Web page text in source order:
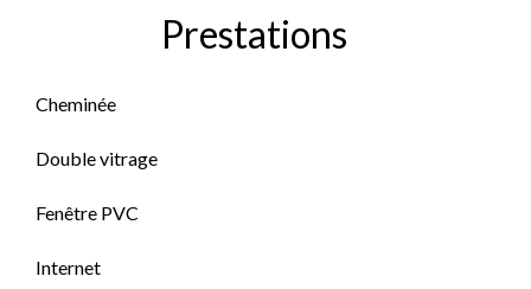
Prestations
Cheminée
Double vitrage
Fenêtre PVC
Internet